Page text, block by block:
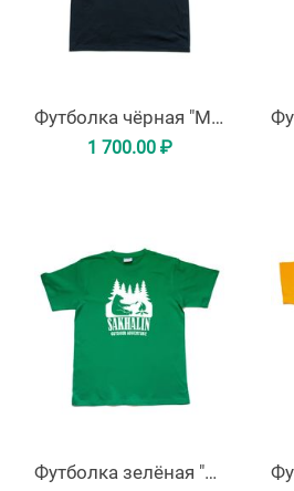
Футболка чёрная "Медведь с сосиской"
1 700.00 ₽
Футболка зелёная "Медведь с сосиской"